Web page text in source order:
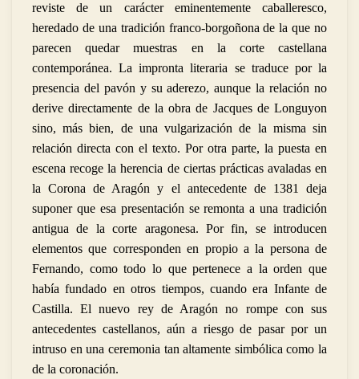
reviste de un carácter eminentemente caballeresco,
heredado de una tradición franco-borgoñona de la que no
parecen quedar muestras en la corte castellana
contemporánea. La impronta literaria se traduce por la
presencia del pavón y su aderezo, aunque la relación no
derive directamente de la obra de Jacques de Longuyon
sino, más bien, de una vulgarización de la misma sin
relación directa con el texto. Por otra parte, la puesta en
escena recoge la herencia de ciertas prácticas avaladas en
la Corona de Aragón y el antecedente de 1381 deja
suponer que esa presentación se remonta a una tradición
antigua de la corte aragonesa. Por fin, se introducen
elementos que corresponden en propio a la persona de
Fernando, como todo lo que pertenece a la orden que
había fundado en otros tiempos, cuando era Infante de
Castilla. El nuevo rey de Aragón no rompe con sus
antecedentes castellanos, aún a riesgo de pasar por un
intruso en una ceremonia tan altamente simbólica como la
de la coronación.